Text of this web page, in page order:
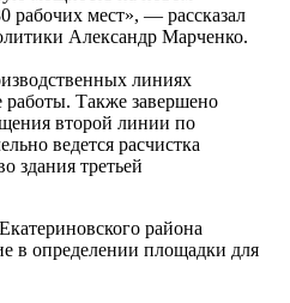
рабочих мест», — рассказал
Александр Марченко.
линиях
Также завершено
второй линии по
ведется расчистка
здания третьей
района
в определении площадки для